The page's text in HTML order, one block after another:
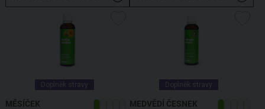
Doplněk stravy
MĚSÍČEK
Doplněk stravy
MEDVĚDÍ ČESNEK